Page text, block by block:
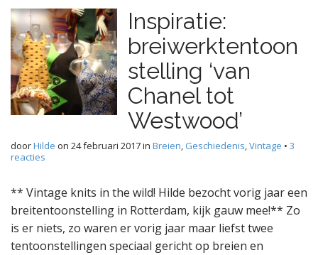
Inspiratie:
breiwerktentoon
stelling ‘van
Chanel tot
Westwood’
doorHilde on 24 februari 2017in Breien, Geschiedenis,Vintage • 3
reacties
** Vintage knits in the wild! Hilde bezocht vorig jaar een
breitentoonstelling in Rotterdam, kijk gauw mee!** Zo
is er niets, zo waren er vorig jaar maar liefst twee
tentoonstellingen speciaal gericht op breien en